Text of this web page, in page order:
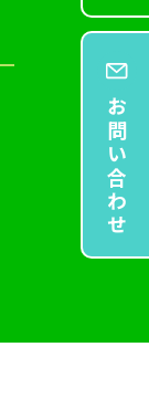
お問い合わせ